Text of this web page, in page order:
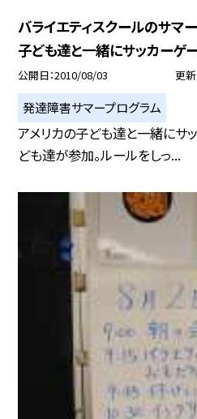
バライエティスクールのサマ
子ども達と一緒にサッカーゲー
公開日 2010/08/03 更
発達障害サマープログラム
アメリカの子ども達と一緒にサ
ども達が参加。ルールをしっ...